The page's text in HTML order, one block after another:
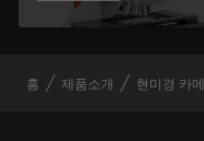
홈 제품소개 현미경 카